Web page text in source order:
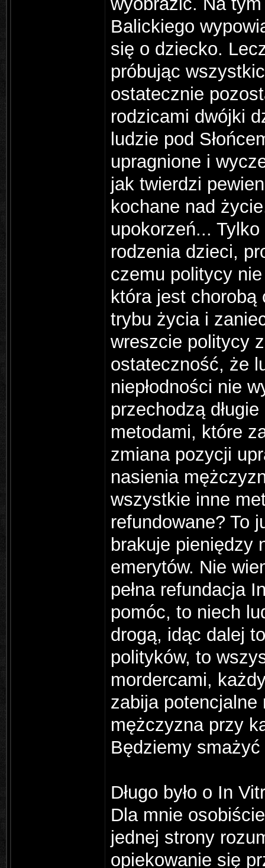
Balickiego
się o dziecko.
próbując
ostatecznie
rodzicami dwójki
ludzie pod
upragnione i
jak twierdzi
kochane nad
upokorzeń...
rodzenia dzieci,
czemu politycy
która jest
trybu życia i
wreszcie politycy
ostateczność, że
niepłodności nie
przechodzą
metodami, które
zmiana pozycji
nasienia
wszystkie inne
refundowane? To
brakuje pieniędzy
emerytów. Nie
pełna refundacja
pomóc, to niech
drogą, idąc dalej
polityków, to
mordercami,
zabija
mężczyzna przy
Będziemy
Długo było o In
Dla mnie
jednej strony
opiekowanie się